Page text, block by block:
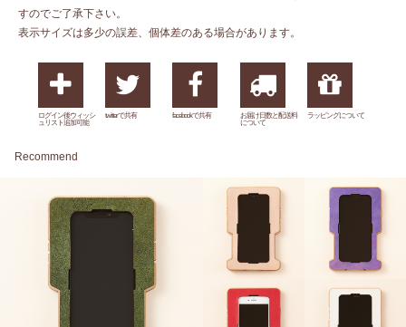
すのでご了承下さい。
表示サイズは多少の誤差、個体差のある場合があります。
ログイン後ウィッシ
ュリスト追加可能
twitterで共有 facebookで共有
お届け日数と配送料
について
ラッピングについて
Recommend